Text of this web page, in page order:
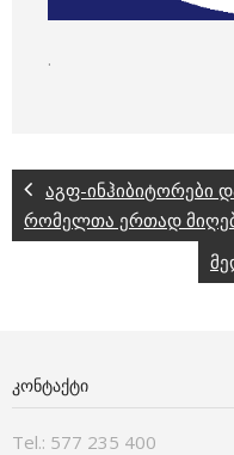
.
აგფ-ინჰიბიტორები
რომელთა ერთად
ᲙᲝᲜᲢᲐᲥᲢᲘ
Tel.: 577 235 400